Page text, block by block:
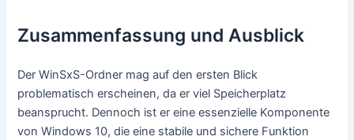
Zusammenfassung und Ausblick
Der WinSxS-Ordner mag auf den ersten Blick
problematisch erscheinen, da er viel Speicherplatz
beansprucht. Dennoch ist er eine essenzielle Komponente
von Windows 10, die eine stabile und sichere Funktion